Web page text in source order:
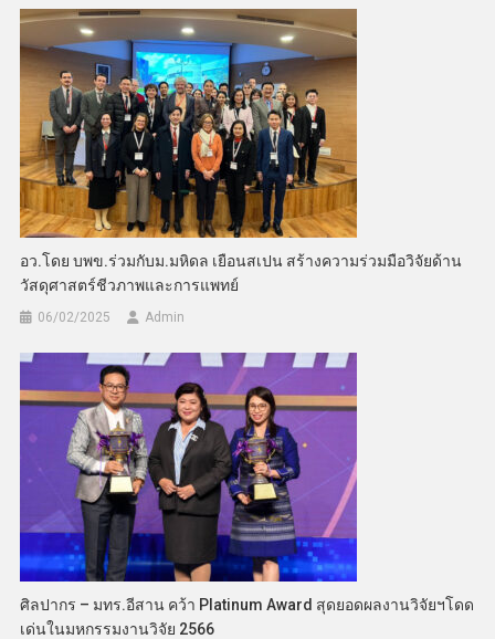
อว.โดย บพข.ร่วมกับม.มหิดล เยือนสเปน สร้างความร่วมมือวิจัยด้าน
วัสดุศาสตร์ชีวภาพและการแพทย์
06/02/2025 Admin
ศิลปากร – มทร.อีสาน คว้า Platinum Award สุดยอดผลงานวิจัยฯโดด
เด่นในมหกรรมงานวิจัย 2566